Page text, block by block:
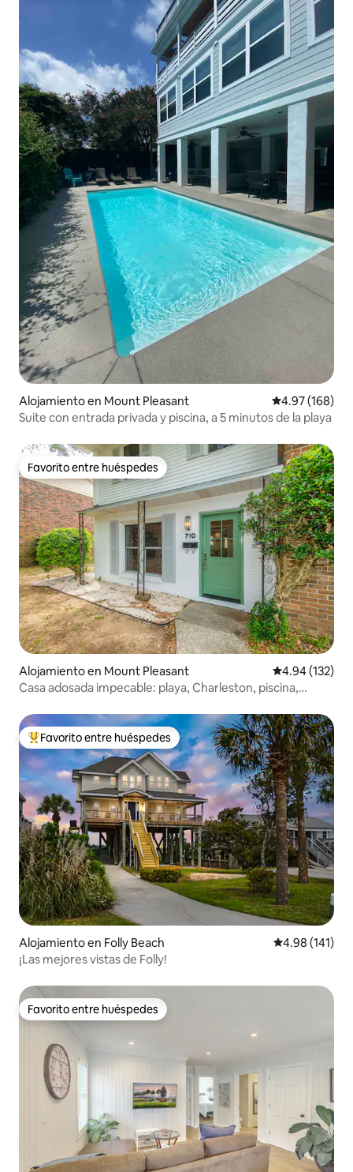
Alojamiento en Mount Pleasant Calificación
4.97 (168)
Suite con entrada privada y piscina, a 5 minutos de la playa
Favorito entre huéspedes
Favorito entre huéspedes
Alojamiento en Mount Pleasant Calificación
4.94 (132)
Casa adosada impecable: playa, Charleston, piscina,
Favorito entre huéspedes preferido
Favorito entre huéspedes
Alojamiento en Folly Beach Calificación
4.98 (141)
¡Las mejores vistas de Folly!
Favorito entre huéspedes
Favorito entre huéspedes